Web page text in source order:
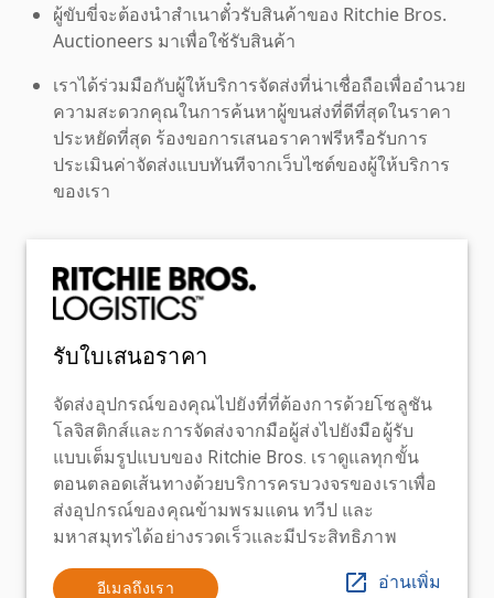
ผู้ขับขี่จะต้องนำสำเนาตั๋วรับสินค้าของ Ritchie Bros.
Auctioneers มาเพื่อใช้รับสินค้า
เราได้ร่วมมือกับผู้ให้บริการจัดส่งที่น่าเชื่อถือเพื่ออำนวย
ความสะดวกคุณในการค้นหาผู้ขนส่งที่ดีที่สุดในราคา
ประหยัดที่สุด ร้องขอการเสนอราคาฟรีหรือรับการ
ประเมินค่าจัดส่งแบบทันทีจากเว็บไซต์ของผู้ให้บริการ
ของเรา
รับใบเสนอราคา
จัดส่งอุปกรณ์ของคุณไปยังที่ที่ต้องการด้วยโซลูชัน
โลจิสติกส์และการจัดส่งจากมือผู้ส่งไปยังมือผู้รับ
แบบเต็มรูปแบบของ Ritchie Bros. เราดูแลทุกขั้น
ตอนตลอดเส้นทางด้วยบริการครบวงจรของเราเพื่อ
ส่งอุปกรณ์ของคุณข้ามพรมแดน ทวีป และ
มหาสมุทรได้อย่างรวดเร็วและมีประสิทธิภาพ
อีเมลถึงเรา อ่านเพิ่ม